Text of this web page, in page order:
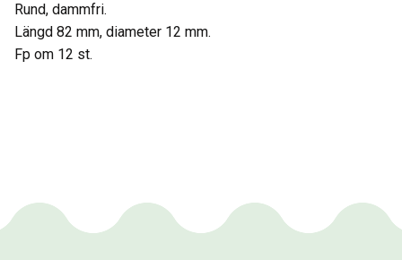
Rund, dammfri.
Längd 82 mm, diameter 12 mm.
Fp om 12 st.